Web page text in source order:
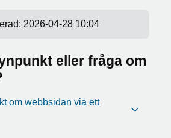
2026-04-28 10:04
eller fråga om
om webbsidan via ett